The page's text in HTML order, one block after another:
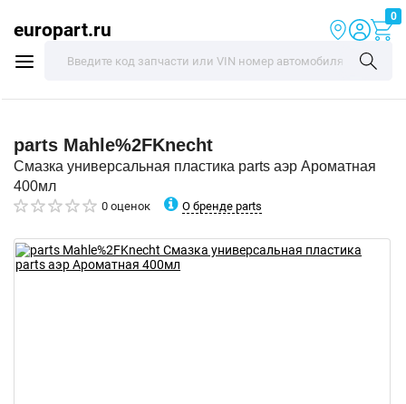
europart.ru
0
parts Mahle%2FKnecht
Смазка универсальная пластика parts аэр Ароматная
400мл
0 оценок О бренде parts